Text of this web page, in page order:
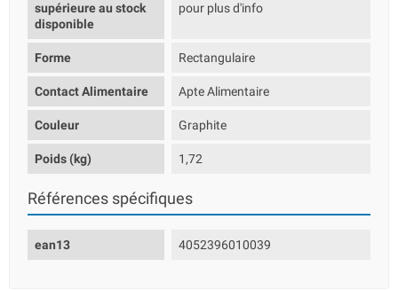
supérieure au stock
disponible
pour plus d'info
Forme Rectangulaire
Contact Alimentaire Apte Alimentaire
Couleur Graphite
Poids (kg) 1,72
Références spécifiques
ean13 4052396010039